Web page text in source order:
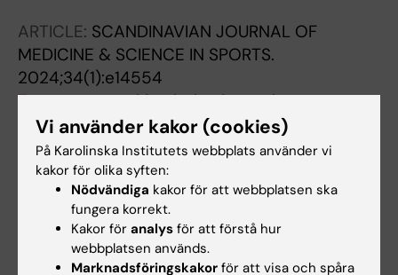
ARTICLE: SCANDINAVIAN JOURNAL OF
MEDICINE & SCIENCE IN SPORTS.
2024;34(1):e14554
Treatment-seeking behavior and
cardiovascular morbidity among men with
anabolic-androgenic steroid use: A cross-
sectional study
Henriksen HCB; Havnes IA; Jorstad ML;
Abdullah R; Thorsby PM; Hauger LE; Edvardsen
T; Haugaa KH; Almaas VM; Bjornebekk A
ARTICLE:SUBSTANCE ABUSE TREATMENT
Vi använder kakor (cookies)
På Karolinska Institutets webbplats använder vi
kakor för olika syften:
Nödvändiga kakor för att webbplatsen ska
fungera korrekt.
Kakor för analys för att förstå hur
webbplatsen används.
Marknadsföringskakor för att visa och spåra